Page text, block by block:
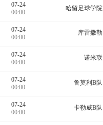
07-24
00:00
哈留足球学院
07-24
00:00
库雷撒勒
07-24
00:00
诺米联
07-24
00:00
鲁莫利B队
07-24
00:00
卡勒威B队